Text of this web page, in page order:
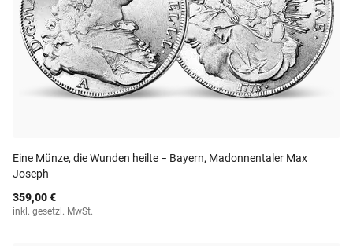
Eine Münze, die Wunden heilte − Bayern, Madonnentaler Max
Joseph
359,00 €
inkl. gesetzl. MwSt.